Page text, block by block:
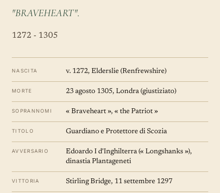
"BRAVEHEART".
1272 - 1305
NASCITA v. 1272, Elderslie (Renfrewshire)
MORTE 23 agosto 1305, Londra (giustiziato)
SOPRANNOMI « Braveheart », « the Patriot »
TITOLO Guardiano e Protettore di Scozia
AVVERSARIO
Edoardo I d'Inghilterra (« Longshanks »),
dinastia Plantageneti
VITTORIA Stirling Bridge, 11 settembre 1297